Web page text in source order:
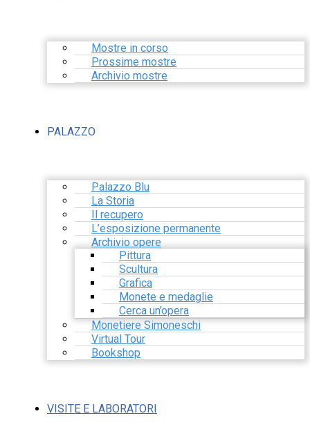
Mostre in corso
Prossime mostre
Archivio mostre
PALAZZO
Palazzo Blu
La Storia
Il recupero
L’esposizione permanente
Archivio opere
Pittura
Scultura
Grafica
Monete e medaglie
Cerca un’opera
Monetiere Simoneschi
Virtual Tour
Bookshop
VISITE E LABORATORI